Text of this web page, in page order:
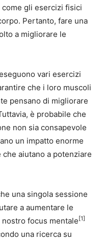
gli esercizi fisici
Pertanto, fare una
a migliorare le
vari esercizi
che i loro muscoli
pensano di migliorare
è probabile che
non sia consapevole
un impatto enorme
aiutano a potenziare
una singola sessione
a aumentare le
focus mentale [1]
una ricerca su